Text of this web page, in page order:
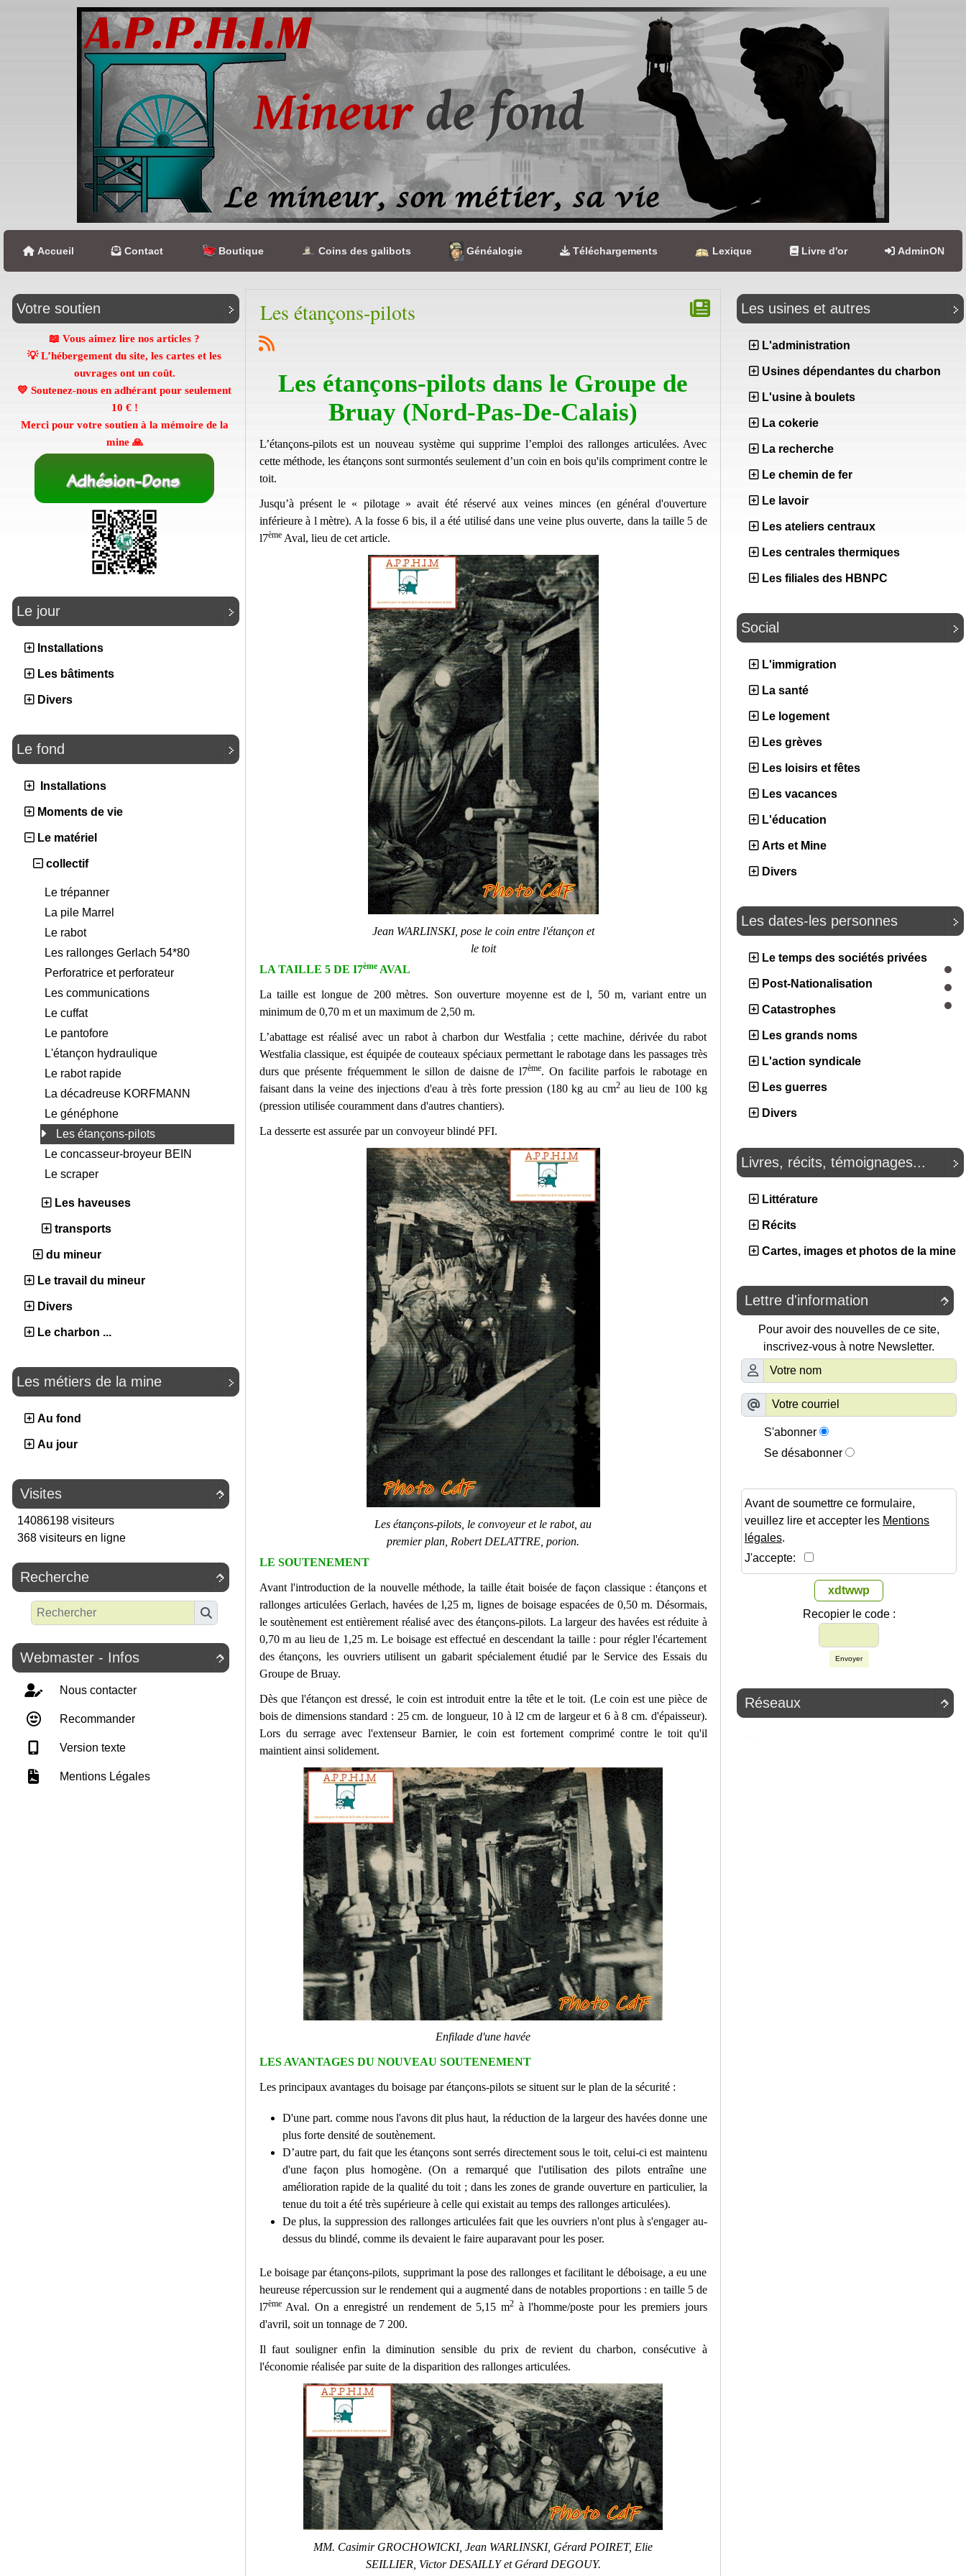
Accueil Contact Boutique Coins des galibots Généalogie Téléchargements Lexique Livre d'or AdminON
Votre soutien
📖 Vous aimez lire nos articles ?
💡 L’hébergement du site, les cartes et les
ouvrages ont un coût.
💛 Soutenez-nous en adhérant pour seulement
10 €!
Merci pour votre soutien à la mémoire de la
mine 🙏
Le jour
Installations
Les bâtiments
Divers
Le fond
Installations
Moments de vie
Le matériel
collectif
Le trépanner
La pile Marrel
Le rabot
Les rallonges Gerlach 54*80
Perforatrice et perforateur
Les communications
Le cuffat
Le pantofore
L'étançon hydraulique
Le rabot rapide
La décadreuse KORFMANN
Le généphone
Les étançons-pilots
Le concasseur-broyeur BEIN
Le scraper
Les haveuses
transports
du mineur
Le travail du mineur
Divers
Le charbon ...
Les métiers de la mine
Au fond
Au jour

Visites
14086198 visiteurs
368 visiteurs en ligne

Recherche

Webmaster - Infos
Nous contacter
Recommander
Version texte
Mentions Légales
Les étançons-pilots
Les étançons-pilots dans le Groupe de
Bruay (Nord-Pas-De-Calais)
L’étançons-pilots est un nouveau système qui supprime l’emploi des rallonges articulées. Avec
cette méthode, les étançons sont surmontés seulement d’un coin en bois qu'ils compriment contre le
toit.
Jusqu’à présent le « pilotage » avait été réservé aux veines minces (en général d'ouverture
inférieure à l mètre). A la fosse 6 bis, il a été utilisé dans une veine plus ouverte, dans la taille 5 de
l7èmeAval, lieu de cet article.
Jean WARLINSKI, pose le coin entre l'étançon et
le toit
LA TAILLE 5 DE I7èmeAVAL
La taille est longue de 200 mètres. Son ouverture moyenne est de l, 50 m, variant entre un
minimum de 0,70 m et un maximum de 2,50 m.
L’abattage est réalisé avec un rabot à charbon dur Westfalia ; cette machine, dérivée du rabot
Westfalia classique, est équipée de couteaux spéciaux permettant le rabotage dans les passages très
durs que présente fréquemment le sillon de daisne de l7ème. On facilite parfois le rabotage en
faisant dans la veine des injections d'eau à très forte pression (180 kg au cm2au lieu de 100 kg
(pression utilisée couramment dans d'autres chantiers).
La desserte est assurée par un convoyeur blindé PFI.
Les étançons-pilots, le convoyeur et le rabot, au
premier plan, Robert DELATTRE, porion.
LE SOUTENEMENT
Avant l'introduction de la nouvelle méthode, la taille était boisée de façon classique : étançons et
rallonges articulées Gerlach, havées de l,25 m, lignes de boisage espacées de 0,50 m. Désormais,
le soutènement est entièrement réalisé avec des étançons-pilots. La largeur des havées est réduite à
0,70 m au lieu de 1,25 m. Le boisage est effectué en descendant la taille : pour régler l'écartement
des étançons, les ouvriers utilisent un gabarit spécialement étudié par le Service des Essais du
Groupe de Bruay.
Dès que l'étançon est dressé, le coin est introduit entre la tête et le toit. (Le coin est une pièce de
bois de dimensions standard : 25 cm. de longueur, 10 à l2 cm de largeur et 6 à 8 cm. d'épaisseur).
Lors du serrage avec l'extenseur Barnier, le coin est fortement comprimé contre le toit qu'il
maintient ainsi solidement.
Enfilade d'une havée
LES AVANTAGES DU NOUVEAU SOUTENEMENT
Les principaux avantages du boisage par étançons-pilots se situent sur le plan de la sécurité :
D'une part. comme nous l'avons dit plus haut, la réduction de la largeur des havées donne une
plus forte densité de soutènement.
D’autre part, du fait que les étançons sont serrés directement sous le toit, celui-ci est maintenu
d'une façon plus homogène. (On a remarqué que l'utilisation des pilots entraîne une
amélioration rapide de la qualité du toit ; dans les zones de grande ouverture en particulier, la
tenue du toit a été très supérieure à celle qui existait au temps des rallonges articulées).
De plus, la suppression des rallonges articulées fait que les ouvriers n'ont plus à s'engager au-
dessus du blindé, comme ils devaient le faire auparavant pour les poser.
Le boisage par étançons-pilots, supprimant la pose des rallonges et facilitant le déboisage, a eu une
heureuse répercussion sur le rendement qui a augmenté dans de notables proportions : en taille 5 de
l7ème Aval. On a enregistré un rendement de 5,15 m2à l'homme/poste pour les premiers jours
d'avril, soit un tonnage de 7 200.
Il faut souligner enfin la diminution sensible du prix de revient du charbon, consécutive à
l'économie réalisée par suite de la disparition des rallonges articulées.
MM. Casimir GROCHOWICKI, Jean WARLINSKI, Gérard POIRET, Elie
SEILLIER, Victor DESAILLY et Gérard DEGOUY.
Les usines et autres
L'administration
Usines dépendantes du charbon
L'usine à boulets
La cokerie
La recherche
Le chemin de fer
Le lavoir
Les ateliers centraux
Les centrales thermiques
Les filiales des HBNPC
Social
L'immigration
La santé
Le logement
Les grèves
Les loisirs et fêtes
Les vacances
L'éducation
Arts et Mine
Divers
Les dates-les personnes
Le temps des sociétés privées
Post-Nationalisation
Catastrophes
Les grands noms
L'action syndicale
Les guerres
Divers
Livres, récits, témoignages...
Littérature
Récits
Cartes, images et photos de la mine

Lettre d'information
Pour avoir des nouvelles de ce site,
inscrivez-vous à notre Newsletter.
S'abonner
Se désabonner
Avant de soumettre ce formulaire,
veuillez lire et accepter les Mentions
légales.
J'accepte:
xdtwwp
Recopier le code :
Envoyer

Réseaux